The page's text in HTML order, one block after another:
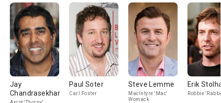
Jay
Chandrasekhar
Paul Soter
Carl Foster
Steve Lemme
MacIntyre 'Mac'
Womack
Erik
Robbie